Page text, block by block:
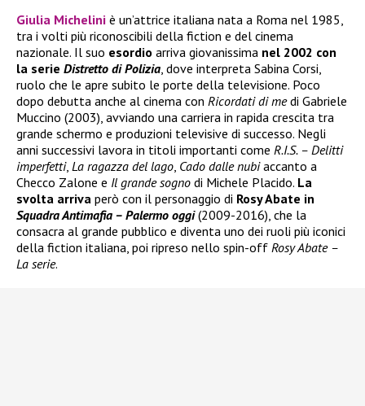
Giulia Michelini è un’attrice italiana nata a Roma nel 1985,
tra i volti più riconoscibili della fiction e del cinema
nazionale. Il suo esordio arriva giovanissima nel 2002 con
la serie Distretto di Polizia, dove interpreta Sabina Corsi,
ruolo che le apre subito le porte della televisione. Poco
dopo debutta anche al cinema con Ricordati di medi Gabriele
Muccino (2003), avviando una carriera in rapida crescita tra
grande schermo e produzioni televisive di successo. Negli
anni successivi lavora in titoli importanti come R.I.S. – Delitti
imperfetti, La ragazza del lago, Cado dalle nubiaccanto a
Checco Zalone e Il grande sogno di Michele Placido. La
svolta arriva però con il personaggio di Rosy Abate in
Squadra Antimafia – Palermo oggi(2009-2016), che la
consacra al grande pubblico e diventa uno dei ruoli più iconici
della fiction italiana, poi ripreso nello spin-off Rosy Abate –
La serie.